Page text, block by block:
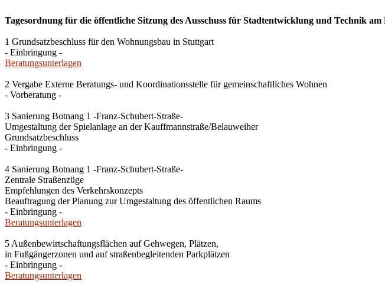
Tagesordnung für die öffentliche Sitzung des Ausschuss für Stadtentwicklung und Technik
1 Grundsatzbeschluss für den Wohnungsbau in Stuttgart
- Einbringung -
Beratungsunterlagen
2 Vergabe Externe Beratungs- und Koordinationsstelle für gemeinschaftliches Wohnen
- Vorberatung -
3 Sanierung Botnang 1 -Franz-Schubert-Straße-
Umgestaltung der Spielanlage an der Kauffmannstraße/Belauweiher
Grundsatzbeschluss
- Einbringung -
4 Sanierung Botnang 1 -Franz-Schubert-Straße-
Zentrale Straßenzüge
Empfehlungen des Verkehrskonzepts
Beauftragung der Planung zur Umgestaltung des öffentlichen Raums
- Einbringung -
Beratungsunterlagen
5 Außenbewirtschaftungsflächen auf Gehwegen, Plätzen,
in Fußgängerzonen und auf straßenbegleitenden Parkplätzen
- Einbringung -
Beratungsunterlagen